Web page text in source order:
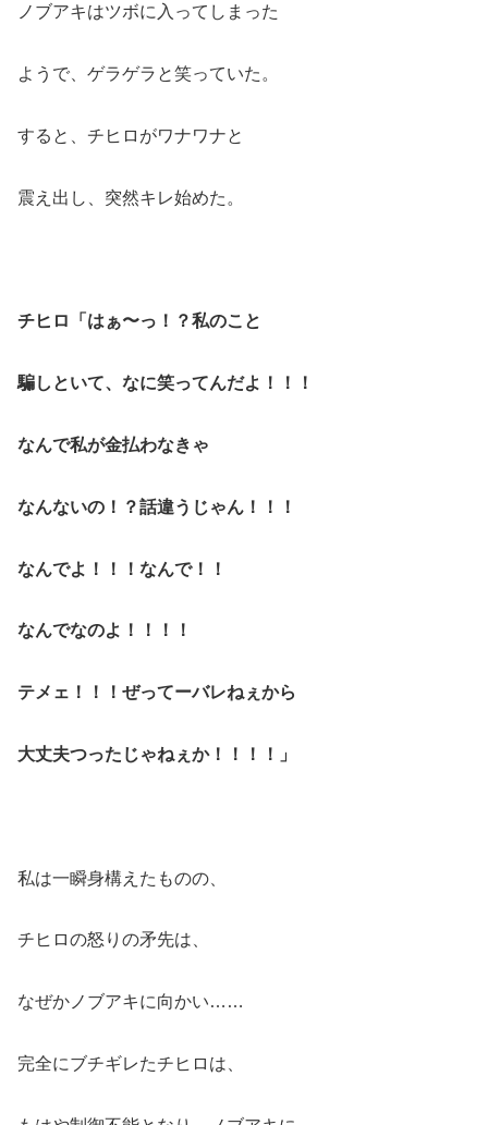
ノブアキはツボに入ってしまった
ようで、ゲラゲラと笑っていた。
すると、チヒロがワナワナと
震え出し、突然キレ始めた。
チヒロ「はぁ〜っ！？私のこと
騙しといて、なに笑ってんだよ！！！
なんで私が金払わなきゃ
なんないの！？話違うじゃん！！！
なんでよ！！！なんで！！
なんでなのよ！！！！
テメェ！！！ぜってーバレねぇから
大丈夫つったじゃねぇか！！！！」
私は一瞬身構えたものの、
チヒロの怒りの矛先は、
なぜかノブアキに向かい……
完全にブチギレたチヒロは、